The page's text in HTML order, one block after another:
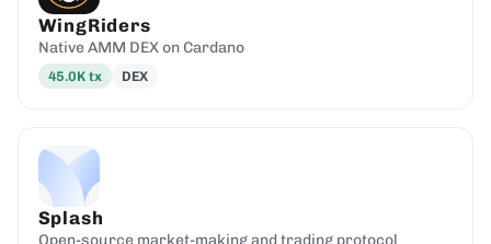
WingRiders
Native AMM DEX on Cardano
45.0K tx DEX
Splash
Open-source market-making and trading protocol